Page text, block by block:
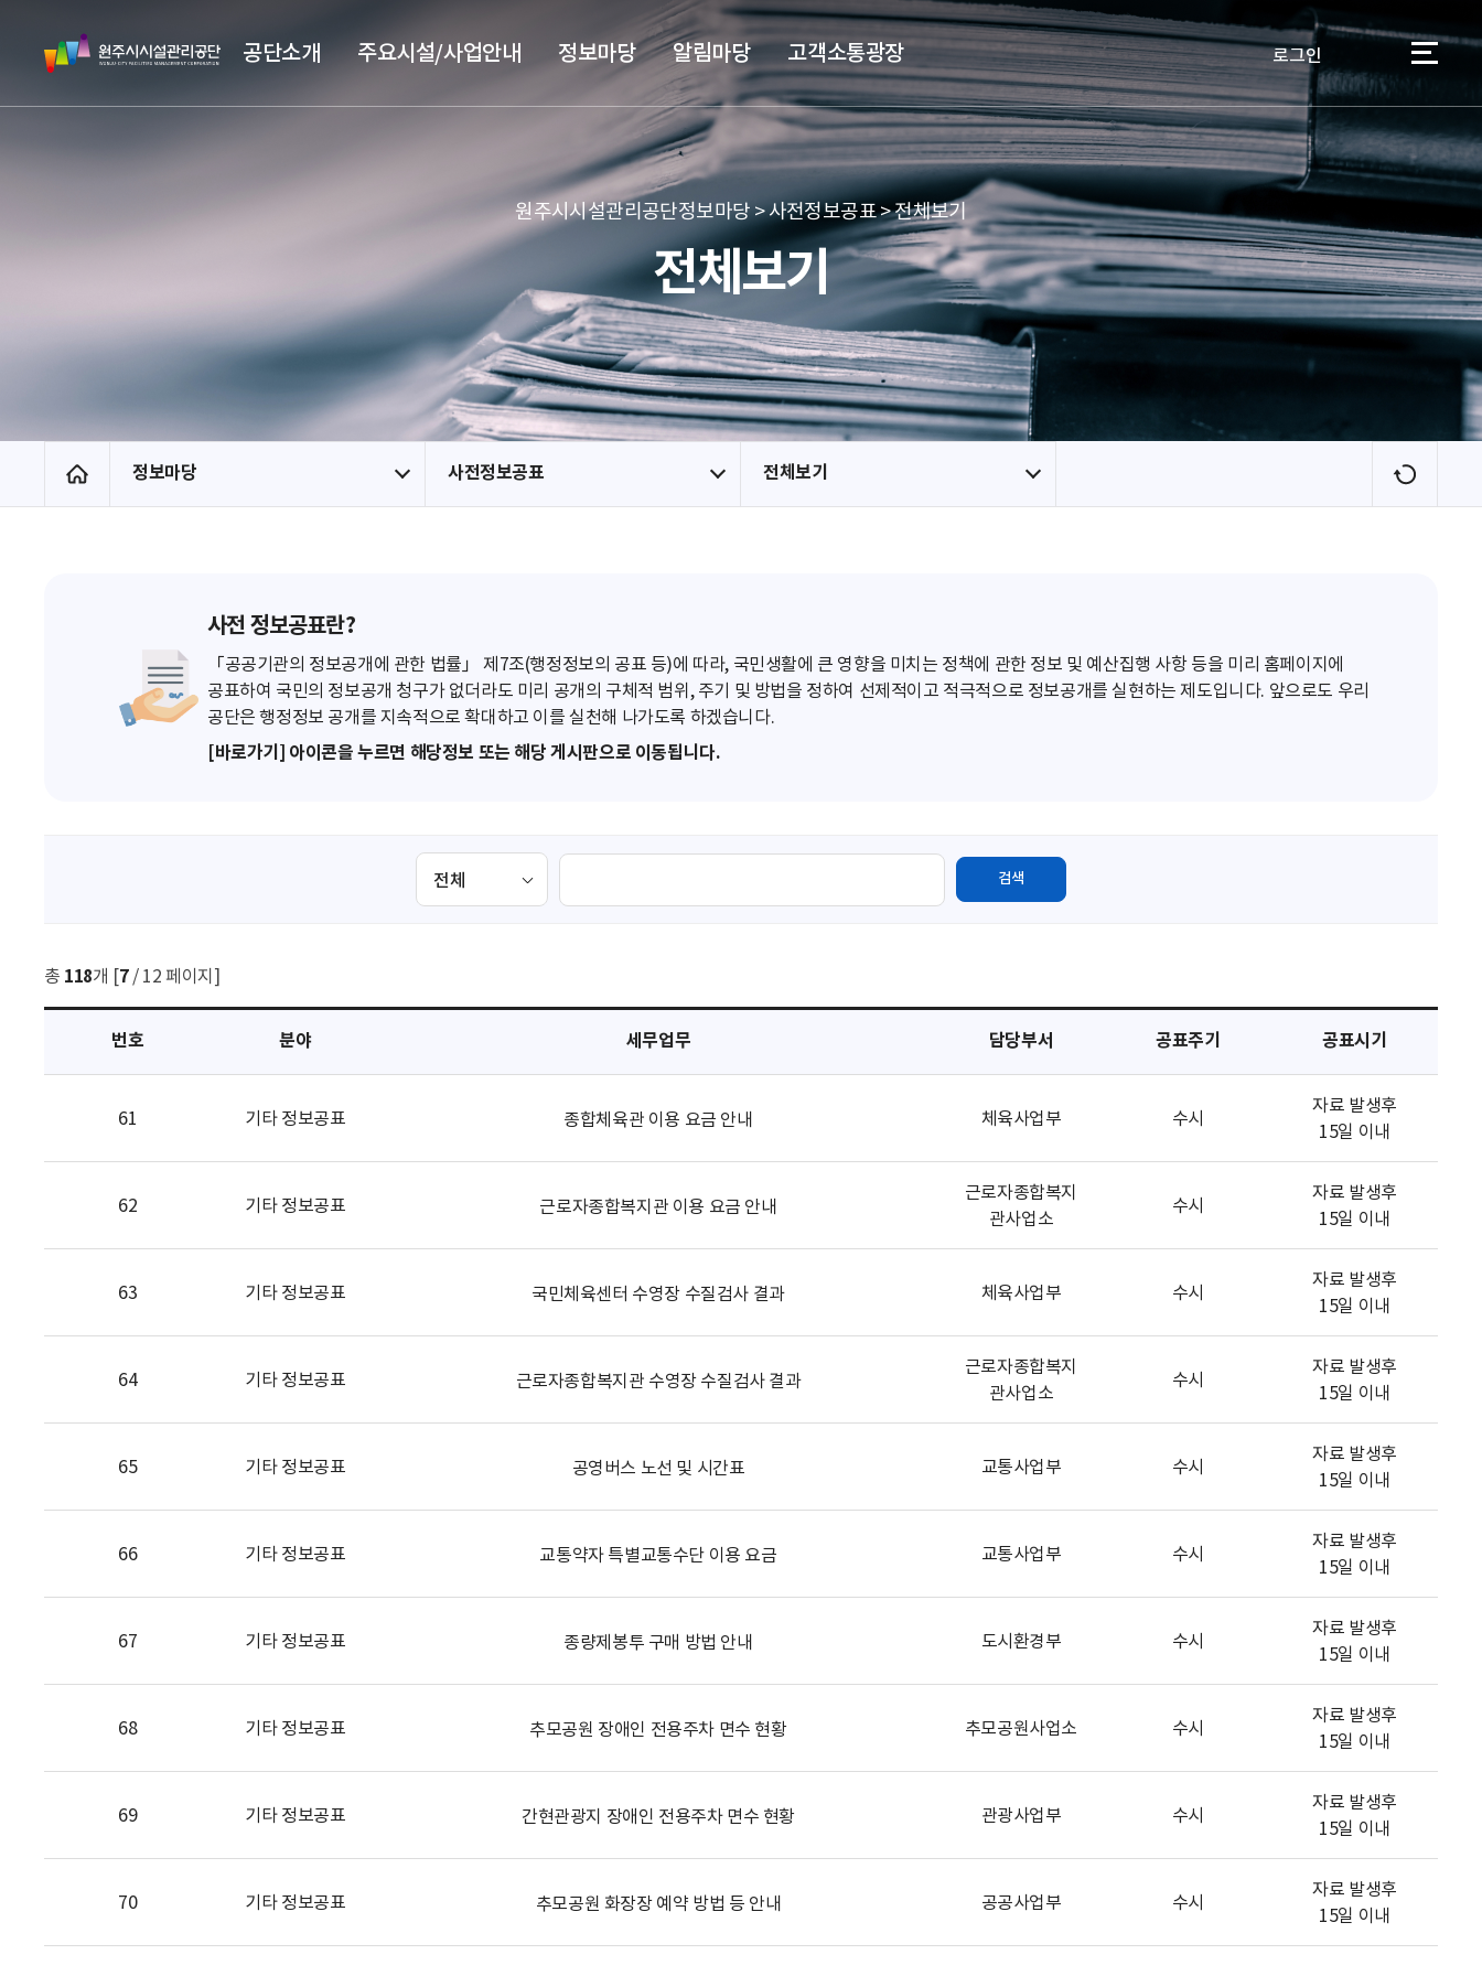
본문 바로가기
메뉴 바로가기
원
주
시
관
단
공단소개 주요시설/사업안내 정보마당 알림마당 고객소통광장 로그인 이용자
원주시시설관리공단정보마당 > 사전정보공표 > 전체보기
전체보기
홈 정보마당 사전정보공표 전체보기
새
로
사전 정보공표란?
「공공기관의 정보공개에 관한 법률」 제7조(행정정보의 공표 등)에 따라, 국민생활에 큰 영향을 미치는 정책에 관한 정보 및 예산집행 사항 등을 미리 홈페이지에
공표하여 국민의 정보공개 청구가 없더라도 미리 공개의 구체적 범위, 주기 및 방법을 정하여 선제적이고 적극적으로 정보공개를 실현하는 제도입니다. 앞으로도 우리
공단은 행정정보 공개를 지속적으로 확대하고 이를 실천해 나가도록 하겠습니다.
[바로가기] 아이콘을 누르면 해당정보 또는 해당 게시판으로 이동됩니다.
검
검색
총 118개 [7/ 12 페이지]
번호 분야 세무업무 담당부서 공표주기 공표시기
61 기타 정보공표 종합체육관 이용 요금 안내 체육사업부 수시
자료 발생후
15일 이내
62 기타 정보공표 근로자종합복지관 이용 요금 안내
근로자종합복지
관사업소
수시
자료 발생후
15일 이내
63 기타 정보공표 국민체육센터 수영장 수질검사 결과 체육사업부 수시
자료 발생후
15일 이내
64 기타 정보공표 근로자종합복지관 수영장 수질검사 결과
근로자종합복지
관사업소
수시
자료 발생후
15일 이내
65 기타 정보공표 공영버스 노선 및 시간표 교통사업부 수시
자료 발생후
15일 이내
66 기타 정보공표 교통약자 특별교통수단 이용 요금 교통사업부 수시
자료 발생후
15일 이내
67 기타 정보공표 종량제봉투 구매 방법 안내 도시환경부 수시
자료 발생후
15일 이내
68 기타 정보공표 추모공원 장애인 전용주차 면수 현황 추모공원사업소 수시
자료 발생후
15일 이내
69 기타 정보공표 간현관광지 장애인 전용주차 면수 현황 관광사업부 수시
자료 발생후
15일 이내
70 기타 정보공표 추모공원 화장장 예약 방법 등 안내 공공사업부 수시
자료 발생후
15일 이내